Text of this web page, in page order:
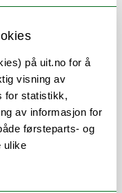
på uit.no for å
visning av
for statistikk,
av informasjon for
førsteparts- og
ulike
i